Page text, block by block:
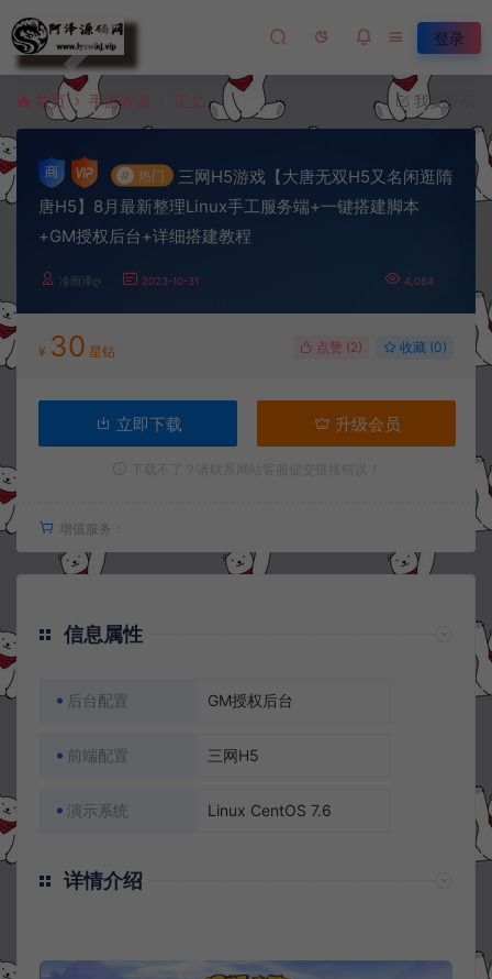
登录
首页 手游资源 正文 我要投稿
# 热门
三网H5游戏【大唐无双H5又名闲逛隋
唐H5】8月最新整理Linux手工服务端+一键搭建脚本
+GM授权后台+详细搭建教程
冷雨泽ღ 2023-10-31 4,064
¥ 30 星钻 点赞 (2) 收藏 (0)
立即下载 升级会员
增值服务：
信息属性
后台配置 GM授权后台
前端配置 三网H5
演示系统 Linux CentOS 7.6
详情介绍